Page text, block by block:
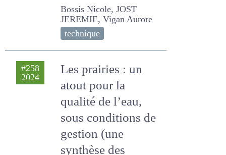
Bossis Nicole, JOST
JEREMIE, Vigan Aurore
technique
#258
2024
Les prairies : un
atout pour la
qualité de l’eau,
sous conditions de
gestion (une
synthèse des